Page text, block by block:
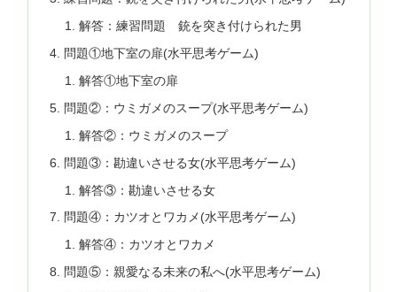
解答：練習問題 銃を突き付けられた男
問題①地下室の扉(水平思考ゲーム)
解答①地下室の扉
問題②：ウミガメのスープ(水平思考ゲーム)
解答②：ウミガメのスープ
問題③：勘違いさせる女(水平思考ゲーム)
解答③：勘違いさせる女
問題④：カツオとワカメ(水平思考ゲーム)
解答④：カツオとワカメ
問題⑤：親愛なる未来の私へ(水平思考ゲーム)